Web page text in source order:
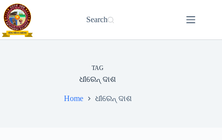
Skip
to
content
Search
TAG
ଧୀରେନ୍ ଦାଶ
Home ଧୀରେନ୍ ଦାଶ